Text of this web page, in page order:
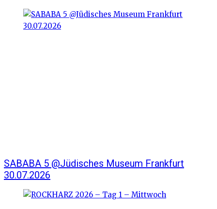
SABABA 5 @Jüdisches Museum Frankfurt
30.07.2026